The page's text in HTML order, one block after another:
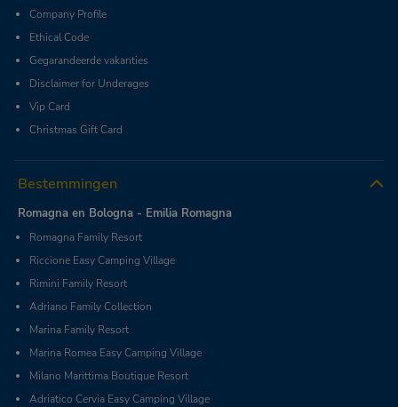
Company Profile
Ethical Code
Gegarandeerde vakanties
Disclaimer for Underages
Vip Card
Christmas Gift Card
Bestemmingen
Romagna en Bologna - Emilia Romagna
Romagna Family Resort
Riccione Easy Camping Village
Rimini Family Resort
Adriano Family Collection
Marina Family Resort
Marina Romea Easy Camping Village
Milano Marittima Boutique Resort
Adriatico Cervia Easy Camping Village